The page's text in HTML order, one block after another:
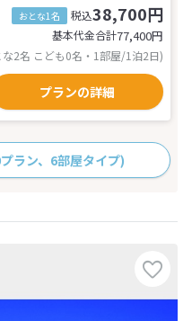
おとな1名 税込38,700円
基本代金合計77,400円
な2名 こども0名・1部屋/1泊2日)
プランの詳細
ラン、6部屋タイプ)